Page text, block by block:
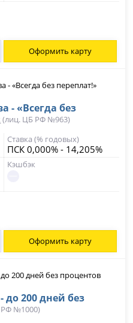
Оформить карту
- «Всегда без
(лиц. ЦБ РФ №963)
Ставка (% годовых)
ПСК 0,000% - 14,205%
Кэшбэк
Оформить карту
до 200 дней без
№1000)